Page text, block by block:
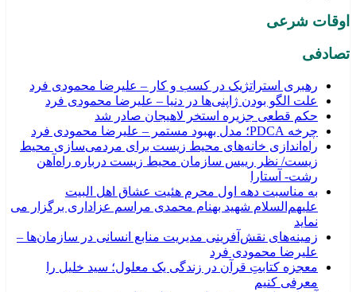
اوقات شرعی
تصادفی
رهبری استراتژیک در کسب و کار – علیرضا محمودی فرد
علت الگو بودن ژاپنی‌ها در دنیا – علیرضا محمودی فرد
حکم قطعی جزیره استخر لاهیجان صادر شد
چرخه PDCA؛ مدل بهبود مستمر – علیرضا محمودی فرد
راه‌اندازی خانه‌های محیط زیست برای مردمی‌سازی محیط
زیست/ نظر رییس سازمان محیط زیست درباره راه‌آهن
رشت- آستارا
به مناسبت دهه اول محرم هئیت عشاق اهل البیت
علیهم‌السلام شهید بهنام محمدی مراسم عزاداری برگزار می
نماید
زمینه‌های نقش‌آفرینی مدیریت منابع انسانی در سازمان‌ها –
علیرضا محمودی فرد
معجزه کتابتِ قرآن در زندگی یک معلول؛ سید خلیل را
معرفی کنیم